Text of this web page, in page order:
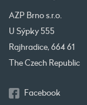
AZP Brno s.r.o.
U Sýpky 555
Rajhradice, 664 61
The Czech Republic
Facebook